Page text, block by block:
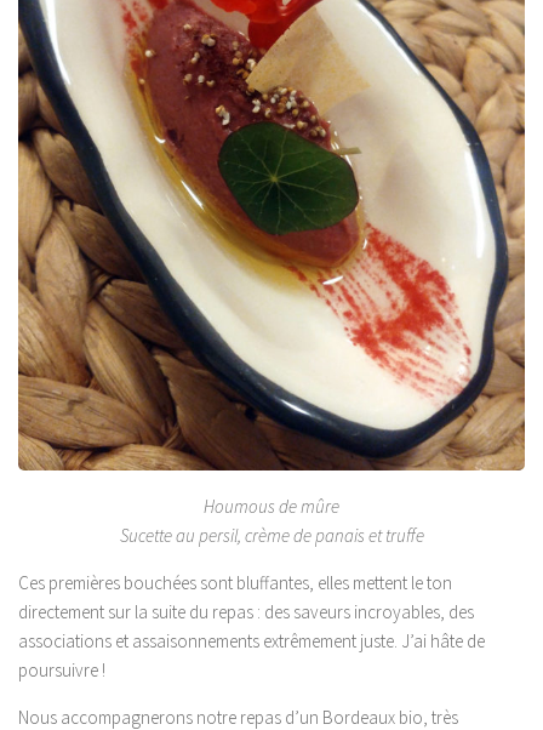
Houmous de mûre
Sucette au persil, crème de panais et truffe
Ces premières bouchées sont bluffantes, elles mettent le ton
directement sur la suite du repas : des saveurs incroyables, des
associations et assaisonnements extrêmement juste. J’ai hâte de
poursuivre !
Nous accompagnerons notre repas d’un Bordeaux bio, très